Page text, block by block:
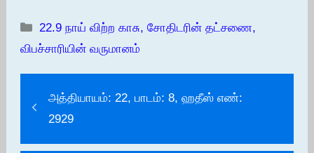
Categories
22.9 நாய் விற்ற காசு, சோதிடரின் தட்சணை,
விபச்சாரியின் வருமானம்
அத்தியாயம்: 22, பாடம்: 8, ஹதீஸ் எண்:
2929